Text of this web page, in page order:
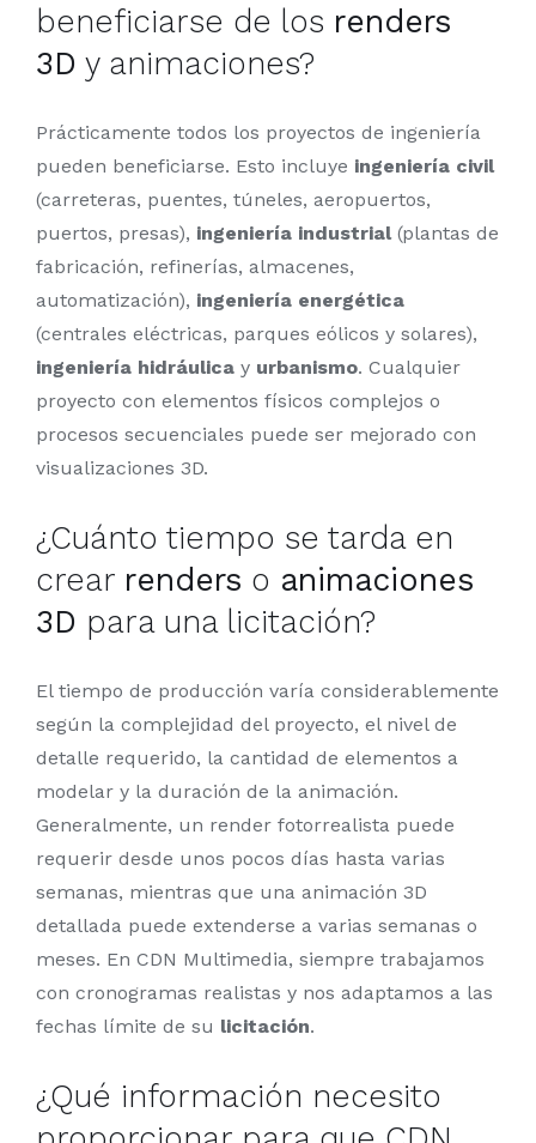
beneficiarse de los renders
3D y animaciones?
Prácticamente todos los proyectos de ingeniería
pueden beneficiarse. Esto incluye ingeniería civil
(carreteras, puentes, túneles, aeropuertos,
puertos, presas), ingeniería industrial(plantas de
fabricación, refinerías, almacenes,
automatización), ingeniería energética
(centrales eléctricas, parques eólicos y solares),
ingeniería hidráulica y urbanismo. Cualquier
proyecto con elementos físicos complejos o
procesos secuenciales puede ser mejorado con
visualizaciones 3D.
¿Cuánto tiempo se tarda en
crear renders o animaciones
3D para una licitación?
El tiempo de producción varía considerablemente
según la complejidad del proyecto, el nivel de
detalle requerido, la cantidad de elementos a
modelar y la duración de la animación.
Generalmente, un render fotorrealista puede
requerir desde unos pocos días hasta varias
semanas, mientras que una animación 3D
detallada puede extenderse a varias semanas o
meses. En CDN Multimedia, siempre trabajamos
con cronogramas realistas y nos adaptamos a las
fechas límite de su licitación.
¿Qué información necesito